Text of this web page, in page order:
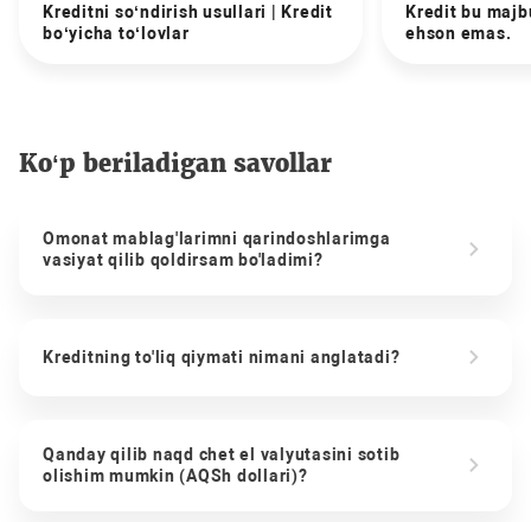
Kreditni so‘ndirish usullari | Kredit
bo‘yicha to‘lovlar
Kredit bu
ehson emas.
Ko‘p beriladigan savollar
Omonat mablag'larimni qarindoshlarimga
vasiyat qilib qoldirsam bo'ladimi?
Kreditning to'liq qiymati nimani anglatadi?
Qanday qilib naqd chet el valyutasini sotib
olishim mumkin (AQSh dollari)?